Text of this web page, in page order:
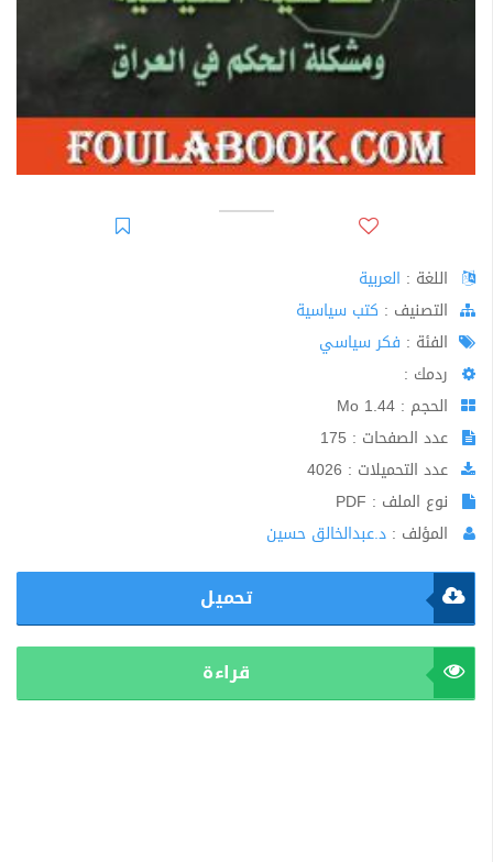
اللغة : العربية
اﻟﺘﺼﻨﻴﻒ : كتب سياسية
الفئة : فكر سياسي
ردمك :
الحجم : 1.44 Mo
عدد الصفحات : 175
عدد التحميلات : 4026
نوع الملف : PDF
المؤلف : د.عبدالخالق حسين
تحميل
قراءة